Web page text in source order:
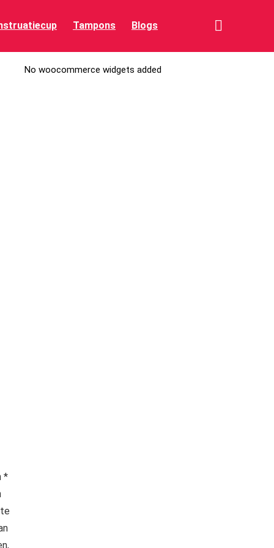
Tampons Blogs
*
No woocommerce widgets added